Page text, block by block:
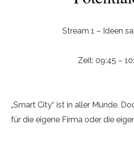
Stream 1 – Ideen
Zeit: 09:45 –
„Smart City“ ist in aller Munde.
für die eigene Firma oder die